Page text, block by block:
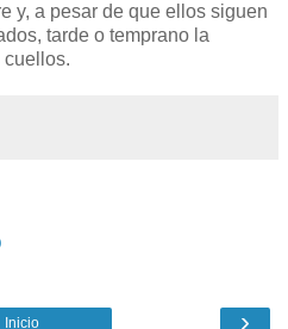
y, a pesar de que ellos siguen
tarde o temprano la
cuellos.
›
Inicio